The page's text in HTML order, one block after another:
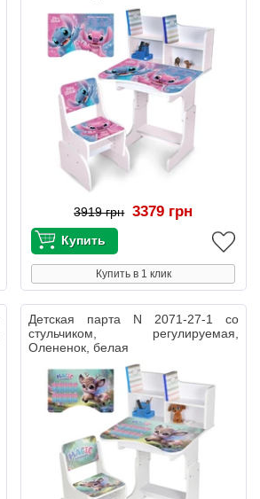
3919 грн 3379 грн
Купить в 1 клик
Детская парта N 2071-27-1 со
стульчиком, регулируемая,
Олененок, белая